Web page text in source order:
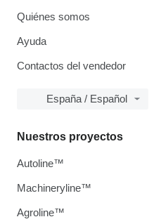
Quiénes somos
Ayuda
Contactos del vendedor
España / Español
Nuestros proyectos
Autoline™
Machineryline™
Agroline™